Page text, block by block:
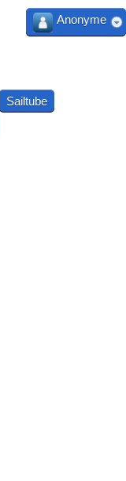
Sailtube
Anonyme